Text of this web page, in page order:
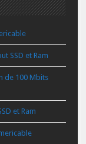
SSD et Ram
de 100 Mbits
et Ram